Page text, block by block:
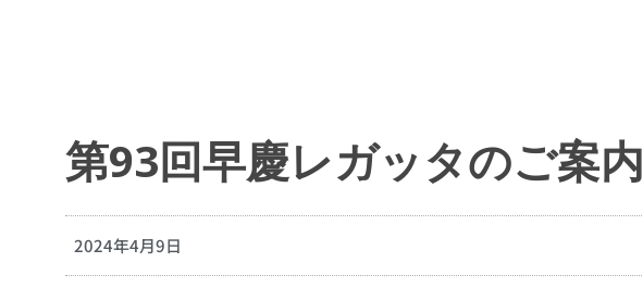
第93回早慶レガッタのご案内
2024年4月9日